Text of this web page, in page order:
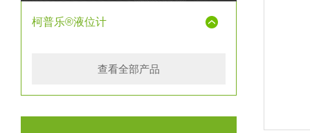
柯普乐®液位计
查看全部产品